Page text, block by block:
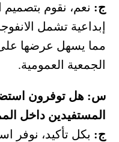
ج: نعم، نقوم بتصميم
إبداعية تشمل
مما يسهل عرضها
الجمعية العمومية.
س: هل توفرون
المستفيدين داخل
ج: بكل تأكيد، نوفر